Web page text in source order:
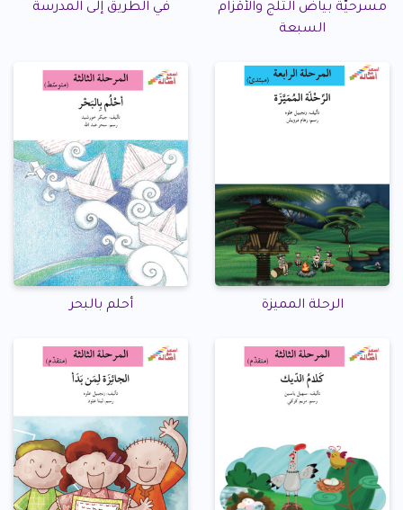
مسرحيّة بياض الثلج والأقزام
السبعة
في الطريق إلى المدرسة
الرحلة المميزة أحلم بالبحر